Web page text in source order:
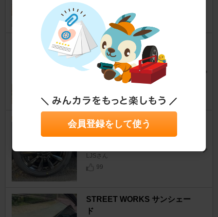
BLITZ SUS POWER AIR FILTE
R LM
エスティマ [50系]
む～～～ん ⊂（ ＾ω＾）⊃さん
BRIDGESTONE REGNO GR-X
LJSさん
99
STREET WORKS サンシェー
ド
会員登録をして使う